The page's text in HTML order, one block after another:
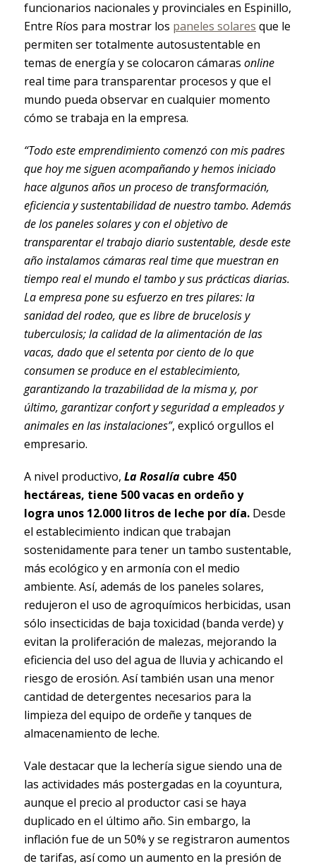
funcionarios nacionales y provinciales en Espinillo,
Entre Ríos para mostrar los paneles solares que le
permiten ser totalmente autosustentable en
temas de energía y se colocaron cámaras online
real time para transparentar procesos y que el
mundo pueda observar en cualquier momento
cómo se trabaja en la empresa.
“Todo este emprendimiento comenzó con mis padres
que hoy me siguen acompañando y hemos iniciado
hace algunos años un proceso de transformación,
eficiencia y sustentabilidad de nuestro tambo. Además
de los paneles solares y con el objetivo de
transparentar el trabajo diario sustentable, desde este
año instalamos cámaras real time que muestran en
tiempo real el mundo el tambo y sus prácticas diarias.
La empresa pone su esfuerzo en tres pilares: la
sanidad del rodeo, que es libre de brucelosis y
tuberculosis; la calidad de la alimentación de las
vacas, dado que el setenta por ciento de lo que
consumen se produce en el establecimiento,
garantizando la trazabilidad de la misma y, por
último, garantizar confort y seguridad a empleados y
animales en las instalaciones”, explicó orgullos el
empresario.
A nivel productivo, La Rosalía cubre 450
hectáreas, tiene 500 vacas en ordeño y
logra unos 12.000 litros de leche por día.Desde
el establecimiento indican que trabajan
sostenidamente para tener un tambo sustentable,
más ecológico y en armonía con el medio
ambiente. Así, además de los paneles solares,
redujeron el uso de agroquímicos herbicidas, usan
sólo insecticidas de baja toxicidad (banda verde) y
evitan la proliferación de malezas, mejorando la
eficiencia del uso del agua de lluvia y achicando el
riesgo de erosión. Así también usan una menor
cantidad de detergentes necesarios para la
limpieza del equipo de ordeñe y tanques de
almacenamiento de leche.
Vale destacar que la lechería sigue siendo una de
las actividades más postergadas en la coyuntura,
aunque el precio al productor casi se haya
duplicado en el último año. Sin embargo, la
inflación fue de un 50% y se registraron aumentos
de tarifas, así como un aumento en la presión de